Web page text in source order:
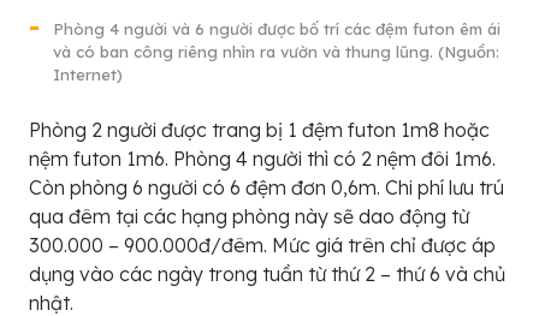
Phòng 4 người và 6 người được bố trí các đệm futon êm ái
và có ban công riêng nhìn ra vườn và thung lũng. (Nguồn:
Internet)
Phòng 2 người được trang bị 1 đệm futon 1m8 hoặc
nệm futon 1m6. Phòng 4 người thì có 2 nệm đôi 1m6.
Còn phòng 6 người có 6 đệm đơn 0,6m. Chi phí lưu trú
qua đêm tại các hạng phòng này sẽ dao động từ
300.000 – 900.000đ/đêm. Mức giá trên chỉ được áp
dụng vào các ngày trong tuần từ thứ 2 – thứ 6 và chủ
nhật.